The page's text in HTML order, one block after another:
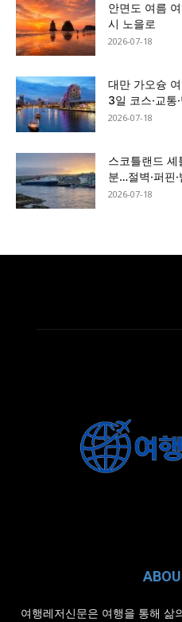
안면도 여름
시 노을로
2026-07-18
대만 가오슝
3일 코스·교통
2026-07-18
스코틀랜드
분…절벽·퍼핀
2026-07-18
여행레저신문은 여행을 통해 삶